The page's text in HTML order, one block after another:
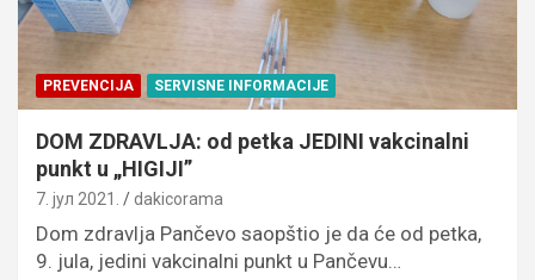
PREVENCIJA SERVISNE INFORMACIJE
DOM ZDRAVLJA: od petka JEDINI vakcinalni
punkt u „HIGIJI”
7. јул 2021. dakicorama
Dom zdravlja Pančevo saopštio je da će od petka,
9. jula, jedini vakcinalni punkt u Pančevu…